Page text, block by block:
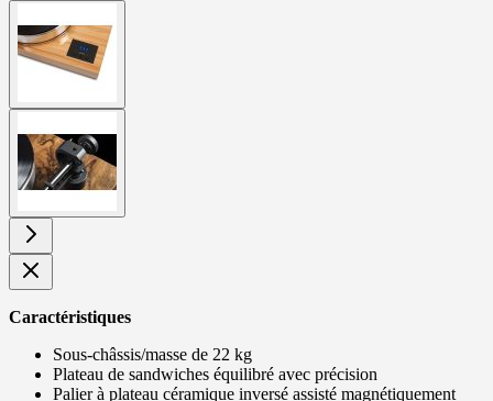
larger
image
larger
image
Caractéristiques
Sous-châssis/masse de 22 kg
Plateau de sandwiches équilibré avec précision
Palier à plateau céramique inversé assisté magnétiquement